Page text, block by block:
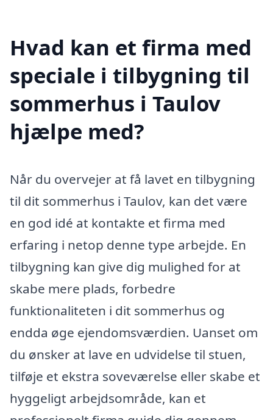
Hvad kan et firma med
speciale i tilbygning til
sommerhus i Taulov
hjælpe med?
Når du overvejer at få lavet en tilbygning
til dit sommerhus i Taulov, kan det være
en god idé at kontakte et firma med
erfaring i netop denne type arbejde. En
tilbygning kan give dig mulighed for at
skabe mere plads, forbedre
funktionaliteten i dit sommerhus og
endda øge ejendomsværdien. Uanset om
du ønsker at lave en udvidelse til stuen,
tilføje et ekstra soveværelse eller skabe et
hyggeligt arbejdsområde, kan et